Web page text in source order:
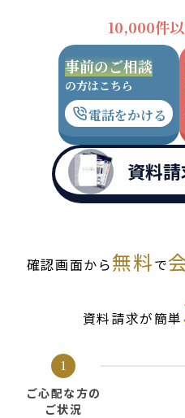
10,000件
事前のご相談
の方はこちら
電話をかける
資料
確認画面から無料で
資料請求が簡単
1
ご心配な方の
ご状況